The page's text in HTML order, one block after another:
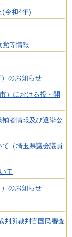
(令和4年)
等情報
のお知らせ
）における投・開
者情報及び選挙公
（埼玉県議会議員
て
のお知らせ
判所裁判官国民審査